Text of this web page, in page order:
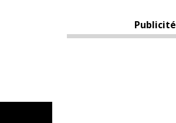
Publicité